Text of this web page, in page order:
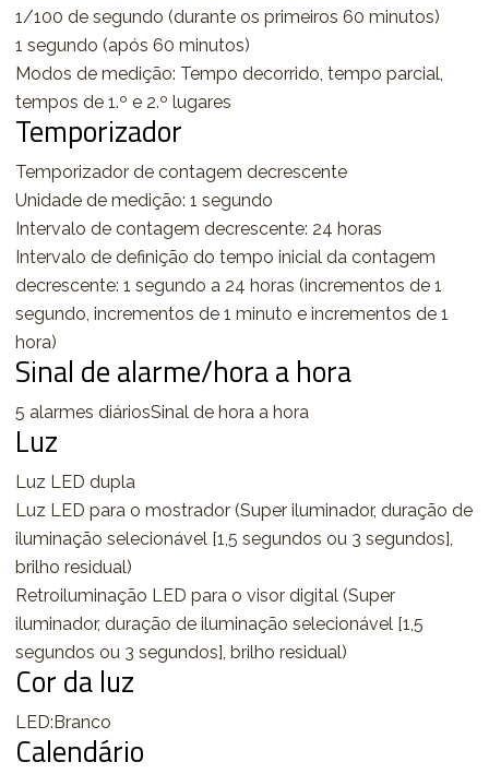
1/100 de segundo (durante os primeiros 60 minutos)
1 segundo (após 60 minutos)
Modos de medição: Tempo decorrido, tempo parcial,
tempos de 1.º e 2.º lugares
Temporizador
Temporizador de contagem decrescente
Unidade de medição: 1 segundo
Intervalo de contagem decrescente: 24 horas
Intervalo de definição do tempo inicial da contagem
decrescente: 1 segundo a 24 horas (incrementos de 1
segundo, incrementos de 1 minuto e incrementos de 1
hora)
Sinal de alarme/hora a hora
5 alarmes diáriosSinal de hora a hora
Luz
Luz LED dupla
Luz LED para o mostrador (Super iluminador, duração de
iluminação selecionável [1,5 segundos ou 3 segundos],
brilho residual)
Retroiluminação LED para o visor digital (Super
iluminador, duração de iluminação selecionável [1,5
segundos ou 3 segundos], brilho residual)
Cor da luz
LED:Branco
Calendário